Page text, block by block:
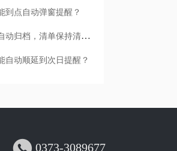
到点自动弹窗提醒？
哪款记录工具支持打卡完成后自动归档，清单保持清爽？
自动顺延到次日提醒？
0373-3089677